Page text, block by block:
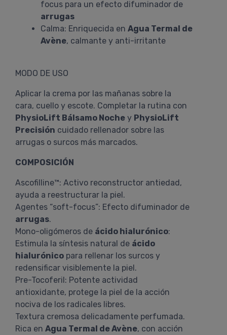
focus para un efecto difuminador de
arrugas
Calma: Enriquecida en Agua Termal de
Avène, calmante y anti-irritante
MODO DE USO
Aplicar la crema por las mañanas sobre la
cara, cuello y escote. Completar la rutina con
PhysioLift Bálsamo Noche y PhysioLift
Precisión cuidado rellenador sobre las
arrugas o surcos más marcados.
COMPOSICIÓN
Ascofilline™: Activo reconstructor antiedad,
ayuda a reestructurar la piel.
Agentes “soft-focus”: Efecto difuminador de
arrugas.
Mono-oligómeros de ácido hialurónico:
Estimula la síntesis natural de ácido
hialurónico para rellenar los surcos y
redensificar visiblemente la piel.
Pre-Tocoferil: Potente actividad
antioxidante, protege la piel de la acción
nociva de los radicales libres.
Textura cremosa delicadamente perfumada.
Rica en Agua Termal de Avène, con acción